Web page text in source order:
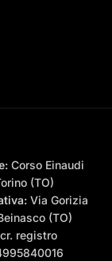
Corso Einaudi
(TO)
Via Gorizia
(TO)
registro